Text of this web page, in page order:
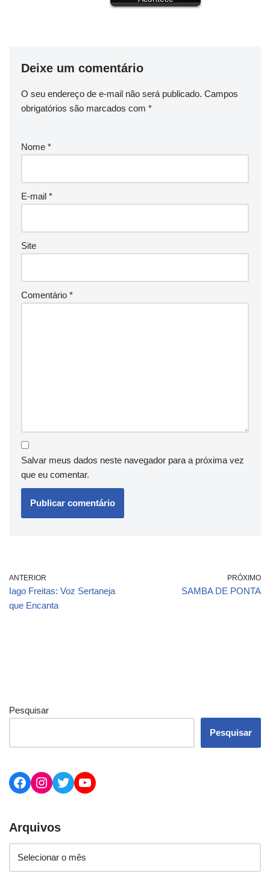
Deixe um comentário
O seu endereço de e-mail não será publicado. Campos
obrigatórios são marcados com *
Nome *
E-mail *
Site
Comentário *
Salvar meus dados neste navegador para a próxima vez
que eu comentar.
ANTERIOR
Iago Freitas: Voz Sertaneja
que Encanta
PRÓXIMO
SAMBA DE PONTA
Pesquisar
Pesquisar
Arquivos